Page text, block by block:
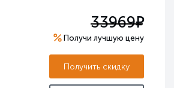
33969е
Получи лучшую цену
Получить скидку